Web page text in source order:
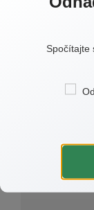
Ak chcete
Spočítajte